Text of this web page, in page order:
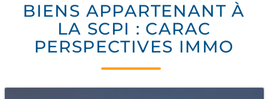
BIENS APPARTENANT À
LA SCPI : CARAC
PERSPECTIVES IMMO